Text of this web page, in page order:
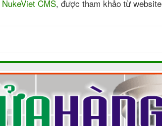
NukeViet CMS, được tham khảo từ website